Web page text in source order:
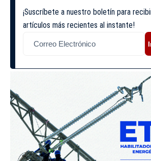
¡Suscríbete a nuestro boletín para
artículos más recientes al instante!